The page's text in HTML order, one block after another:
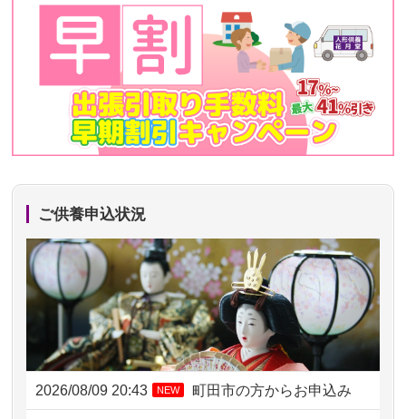
ご供養申込状況
2026/08/09 20:43 NEW 町田市の方からお申込み